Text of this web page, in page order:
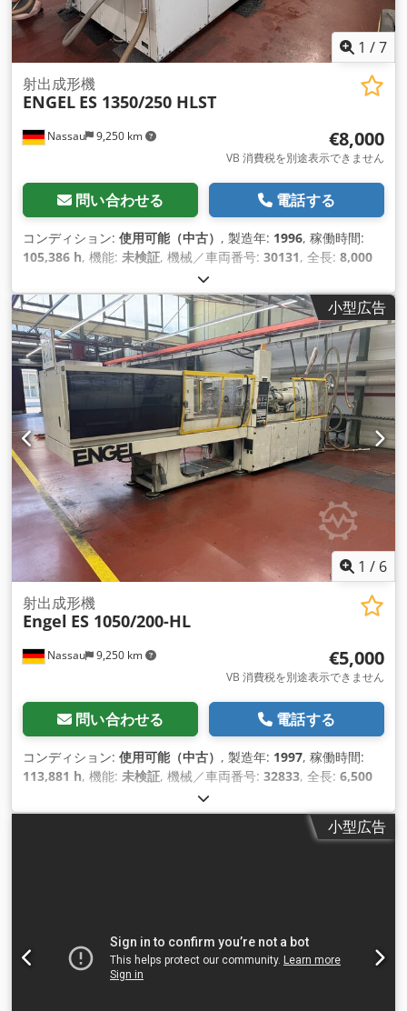
1 /7
Nassau 9,250 km
射出成形機
ENGEL ES 1350/250 HLST
€8,000
VB 消費税を別途表示できません
問い合わせる 電話する
コンディション: 使用可能（中古） , 製造年: 1996, 稼働時間:
105,386 h, 機能: 未検証, 機械／車両番号: 30131, 全長: 8,000
2,500 mm
kg（キログラム）, 装備:ドキュメント / マニュアル,
小型広告
1 / 6
Nassau 9,250 km
射出成形機
Engel ES 1050/200-HL
€5,000
VB 消費税を別途表示できません
問い合わせる 電話する
コンディション: 使用可能（中古） , 製造年: 1997, 稼働時間:
113,881 h, 機能: 未検証, 機械／車両番号: 32833, 全長: 6,500
2,200 mm
kg（キログラム）,
小型広告